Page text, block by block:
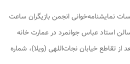
نمایشنامه‌خوانی انجمن بازیگران ساعت
سالن استاد عباس جوانمرد در عمارت خانه
از تقاطع خیابان نجات‌اللهی (ویلا)، شماره